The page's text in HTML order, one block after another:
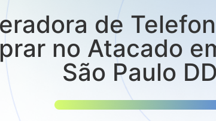
de
no Atacado
São Paulo